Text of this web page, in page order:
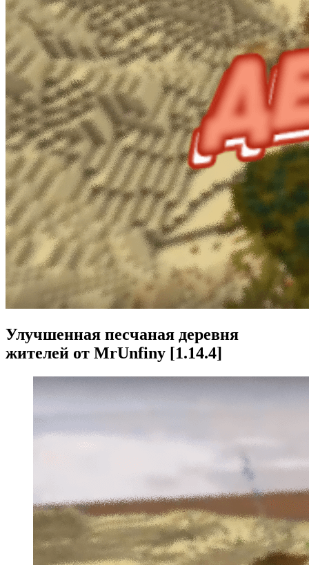
Улучшенная песчаная деревня
жителей от MrUnfiny [1.14.4]